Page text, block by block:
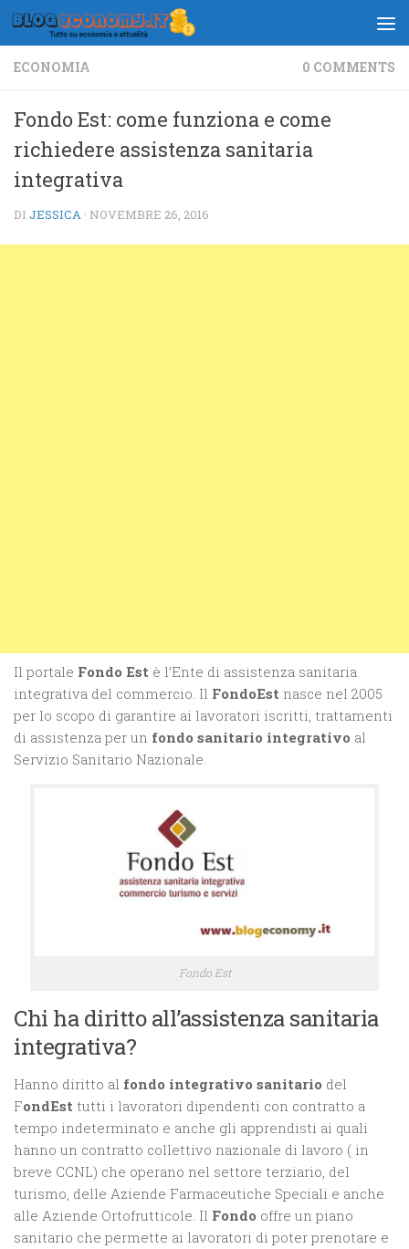
Salta al contenuto
ECONOMIA 0 COMMENTS
Fondo Est: come funziona e come
richiedere assistenza sanitaria
integrativa
DI JESSICA · NOVEMBRE 26, 2016
Il portale Fondo Est è l’Ente di assistenza sanitaria
integrativa del commercio. Il FondoEst nasce nel 2005
per lo scopo di garantire ai lavoratori iscritti, trattamenti
di assistenza per un fondo sanitario integrativo al
Servizio Sanitario Nazionale.
Fondo Est
Chi ha diritto all’assistenza sanitaria
integrativa?
Hanno diritto al fondo integrativo sanitario del
FondEst tutti i lavoratori dipendenti con contratto a
tempo indeterminato e anche gli apprendisti ai quali
hanno un contratto collettivo nazionale di lavoro ( in
breve CCNL) che operano nel settore terziario, del
turismo, delle Aziende Farmaceutiche Speciali e anche
alle Aziende Ortofrutticole. Il Fondo offre un piano
sanitario che permette ai lavoratori di poter prenotare e